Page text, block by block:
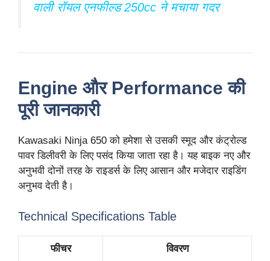
वाली रॉयल एनफील्ड 250cc ने मचाया गदर
Engine और Performance की
पूरी जानकारी
Kawasaki Ninja 650 को हमेशा से उसकी स्मूद और कंट्रोल्ड
पावर डिलीवरी के लिए पसंद किया जाता रहा है। यह बाइक नए और
अनुभवी दोनों तरह के राइडर्स के लिए आसान और मजेदार राइडिंग
अनुभव देती है।
Technical Specifications Table
फीचर विवरण